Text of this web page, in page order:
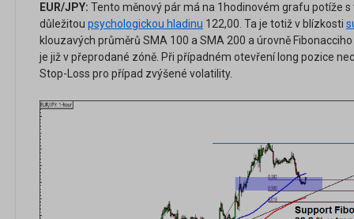
EUR/JPY: Tento měnový pár má na 1hodinovém grafu potíže
důležitou psychologickou hladinu 122,00. Ta je totiž v blízkosti
klouzavých průměrů SMA 100 a SMA 200 a úrovně
je již v přeprodané zóně. Při případném otevření long pozice
Stop-Loss pro případ zvýšené volatility.